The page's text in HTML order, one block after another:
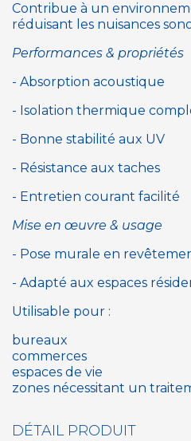
Contribue à un
réduisant les nuisances
Performances & propriétés
- Absorption acoustique
- Isolation thermique
- Bonne stabilité aux UV
- Résistance aux taches
- Entretien courant facilité
Mise en œuvre & usage
- Pose murale en
- Adapté aux espaces
Utilisable pour :
bureaux
commerces
espaces de vie
zones nécessitant un
DÉTAIL PRODUIT